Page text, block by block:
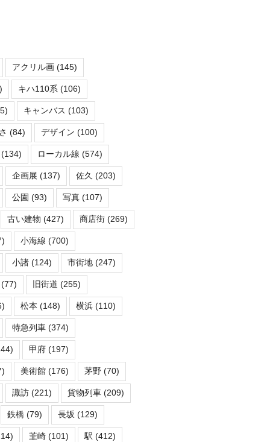
アクリル画(145)
キハ110系 (106)
キャンバス (103)
(84) デザイン (100)
(134) ローカル線 (574)
企画展 (137) 佐久 (203)
公園 (93) 写真(107)
古い建物 (427) 商店街(269)
小海線 (700)
小諸(124) 市街地(247)
(77) 旧街道 (255)
松本 (148) 横浜(110)
特急列車(374)
甲府(197)
美術館(176) 茅野(70)
諏訪(221) 貨物列車(209)
鉄橋(79) 長坂 (129)
韮崎(101) 駅 (412)